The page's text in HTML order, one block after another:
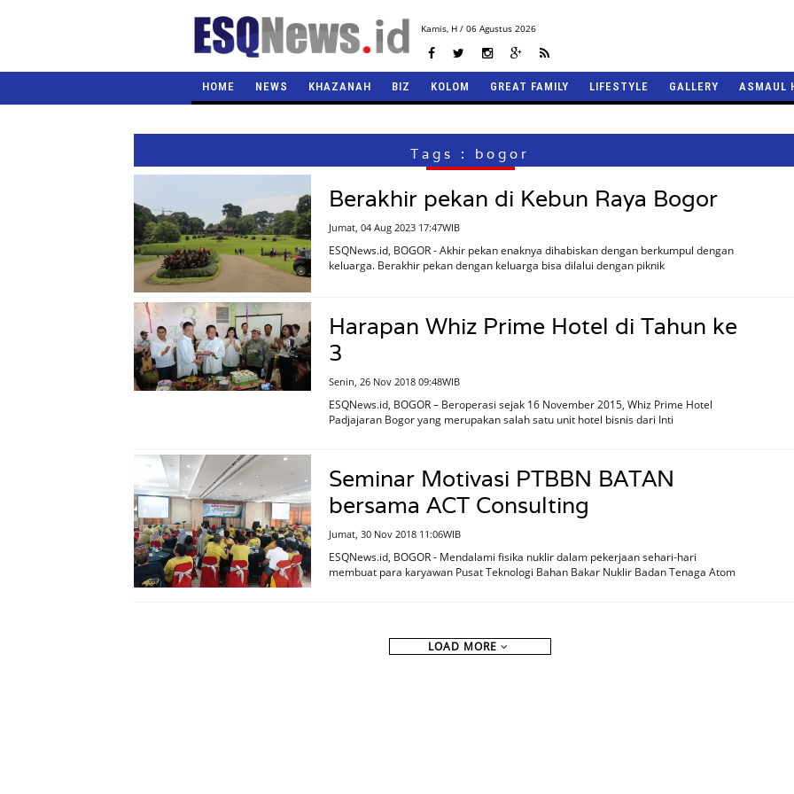
Kamis,H / 06 Agustus 2026
HOME NEWS KHAZANAH BIZ KOLOM GREAT FAMILY LIFESTYLE GALLERY ASMAUL
Tags : bogor
Berakhir pekan di Kebun Raya Bogor
Jumat, 04 Aug 2023 17:47WIB
ESQNews.id, BOGOR - Akhir pekan enaknya dihabiskan dengan berkumpul dengan
keluarga. Berakhir pekan dengan keluarga bisa dilalui dengan piknik
Harapan Whiz Prime Hotel di Tahun ke
3
Senin, 26 Nov 2018 09:48WIB
ESQNews.id, BOGOR – Beroperasi sejak 16 November 2015, Whiz Prime Hotel
Padjajaran Bogor yang merupakan salah satu unit hotel bisnis dari Inti
Seminar Motivasi PTBBN BATAN
bersama ACT Consulting
Jumat, 30 Nov 2018 11:06WIB
ESQNews.id, BOGOR - Mendalami fisika nuklir dalam pekerjaan sehari-hari
membuat para karyawan Pusat Teknologi Bahan Bakar Nuklir Badan Tenaga Atom
LOAD MORE